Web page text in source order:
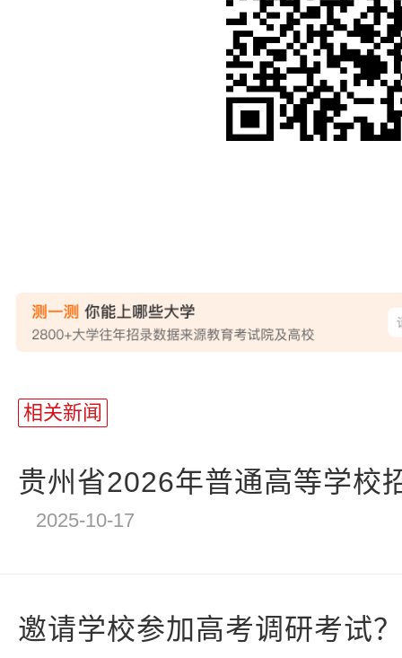
相关新闻
贵州省2026年普通高等学校
2025-10-17
邀请学校参加高考调研考试